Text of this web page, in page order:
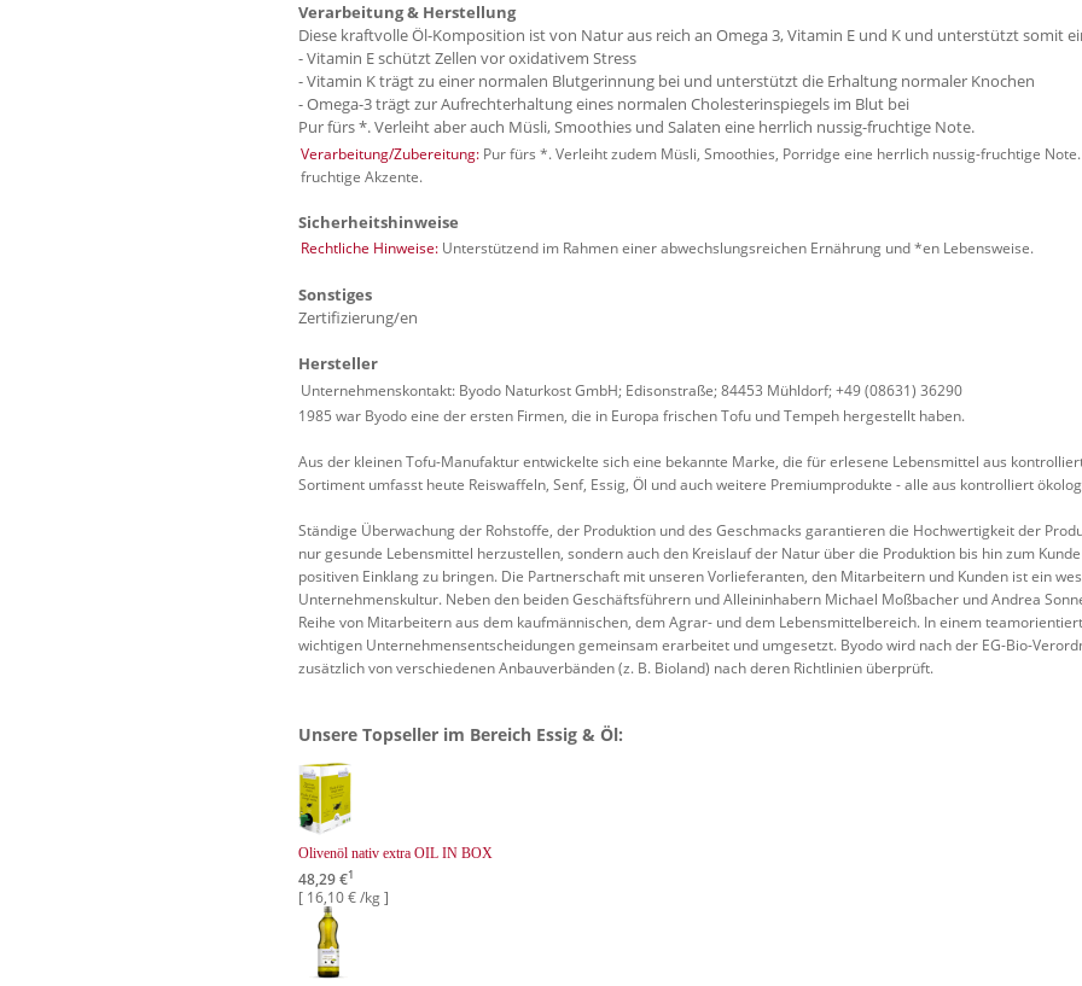
Verarbeitung & Herstellung
Diese kraftvolle Öl-Komposition ist von Natur aus reich an Omega 3, Vitamin E und K und unterstützt somit
- Vitamin E schützt Zellen vor oxidativem Stress
- Vitamin K trägt zu einer normalen Blutgerinnung bei und unterstützt die Erhaltung normaler Knochen
- Omega-3 trägt zur Aufrechterhaltung eines normalen Cholesterinspiegels im Blut bei
Pur fürs *. Verleiht aber auch Müsli, Smoothies und Salaten eine herrlich nussig-fruchtige Note.
Verarbeitung/Zubereitung: Pur fürs *. Verleiht zudem Müsli, Smoothies, Porridge eine herrlich nussig-fruchtige
fruchtige Akzente.
Sicherheitshinweise
Rechtliche Hinweise: Unterstützend im Rahmen einer abwechslungsreichen Ernährung und *en Lebensweise.
Sonstiges
Zertifizierung/en
Hersteller
Unternehmenskontakt: Byodo Naturkost GmbH; Edisonstraße; 84453 Mühldorf; +49 (08631) 36290
1985 war Byodo eine der ersten Firmen, die in Europa frischen Tofu und Tempeh hergestellt haben.
Aus der kleinen Tofu-Manufaktur entwickelte sich eine bekannte Marke, die für erlesene Lebensmittel aus
Sortiment umfasst heute Reiswaffeln, Senf, Essig, Öl und auch weitere Premiumprodukte - alle aus kontrolliert
Ständige Überwachung der Rohstoffe, der Produktion und des Geschmacks garantieren die Hochwertigkeit der
nur gesunde Lebensmittel herzustellen, sondern auch den Kreislauf der Natur über die Produktion bis hin zum
positiven Einklang zu bringen. Die Partnerschaft mit unseren Vorlieferanten, den Mitarbeitern und Kunden ist ein
Unternehmenskultur. Neben den beiden Geschäftsführern und Alleininhabern Michael Moßbacher und Andrea
Reihe von Mitarbeitern aus dem kaufmännischen, dem Agrar- und dem Lebensmittelbereich. In einem
wichtigen Unternehmensentscheidungen gemeinsam erarbeitet und umgesetzt. Byodo wird nach der EG-Bio-
zusätzlich von verschiedenen Anbauverbänden (z. B. Bioland) nach deren Richtlinien überprüft.
Unsere Topseller im Bereich Essig & Öl:
Olivenöl nativ extra OIL IN BOX
48,29 €1
[ 16,10 € /kg ]